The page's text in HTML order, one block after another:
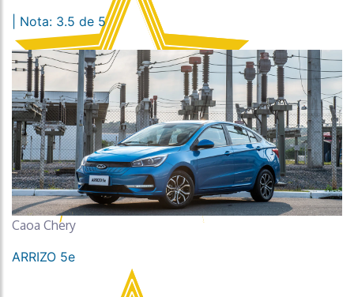
| Nota: 3.5 de 5
Caoa Chery
ARRIZO 5e